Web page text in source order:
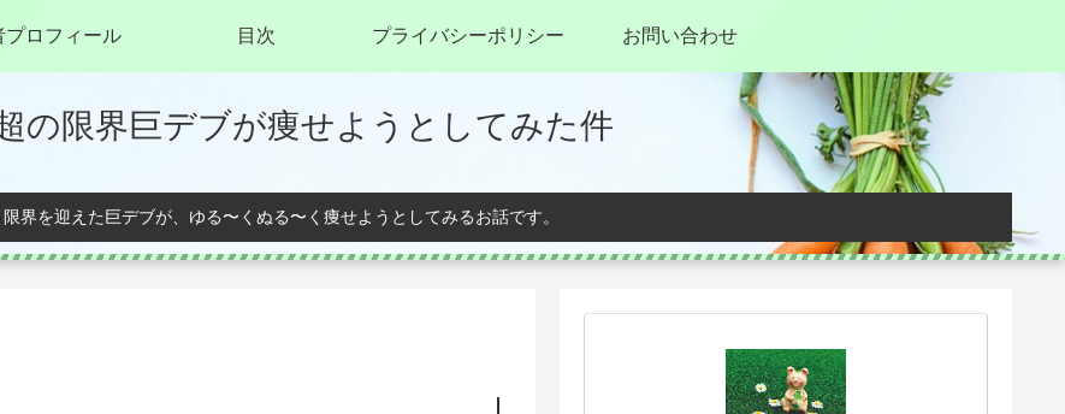
の限界巨デブが痩せようとしてみた件
界を迎えた巨デブが、ゆる〜くぬる〜く痩せようとしてみるお話です。
プロフィール 目次 プライバシーポリシー お問い合わせ